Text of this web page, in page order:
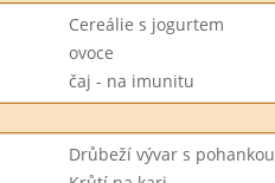
Cereálie s jogurtem
ovoce
čaj - na imunitu
Drůbeží vývar s pohankou